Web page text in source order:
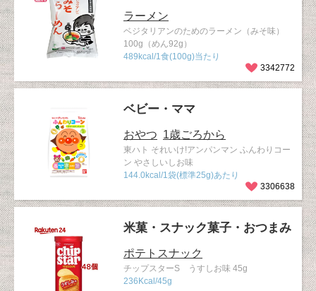
ラーメン
ベジタリアンのためのラーメン（みそ味）
100g（めん92g）
489kcal/1食(100g)当たり
3342772
ベビー・ママ
おやつ 1歳ごろから
東ハト それいけ!アンパンマン ふんわりコー
ン やさしいしお味
144.0kcal/1袋(標準25g)あたり
3306638
米菓・スナック菓子・おつまみ
ポテトスナック
チップスターS うすしお味 45g
236Kcal/45g